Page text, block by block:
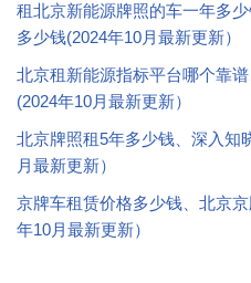
租北京新能源牌照的车一年多
多少钱(2024年10月最新更新）
北京租新能源指标平台哪个靠
(2024年10月最新更新）
北京牌照租5年多少钱、深入知
月最新更新）
京牌车租赁价格多少钱、北京
年10月最新更新）